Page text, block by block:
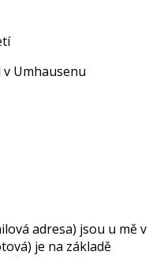
Umhausenu
adresa) jsou u mě v
je na základě